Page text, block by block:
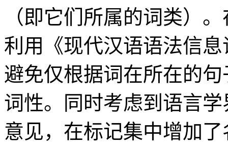
（即它们所属的词类）
利用《现代汉语语法信
避免仅根据词在所在的
词性。同时考虑到语言
意见，在标记集中增加